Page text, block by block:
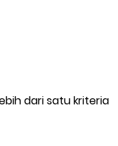
dari satu kriteria